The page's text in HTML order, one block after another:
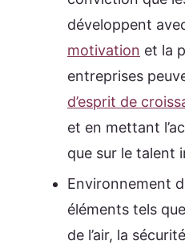
développent
motivation et la
entreprises
d’esprit de
et en mettant
que sur le talent
Environnement
éléments tels
de l’air, la